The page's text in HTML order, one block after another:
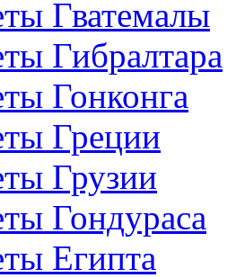
Гватемалы
Гибралтара
Гонконга
Греции
Грузии
Гондураса
Египта